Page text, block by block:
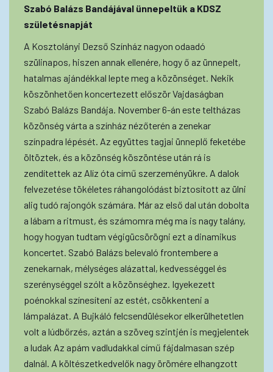
Szabó Balázs Bandájával ünnepeltük a KDSZ
születésnapját
A Kosztolányi Dezső Színház nagyon odaadó
szülinapos, hiszen annak ellenére, hogy ő az ünnepelt,
hatalmas ajándékkal lepte meg a közönséget. Nekik
köszönhetően koncertezett először Vajdaságban
Szabó Balázs Bandája. November 6-án este teltházas
közönség várta a színház nézőterén a zenekar
színpadra lépését. Az együttes tagjai ünneplő feketébe
öltöztek, és a közönség köszöntése után rá is
zendítettek az Alíz óta című szerzeményükre. A dalok
felvezetése tökéletes ráhangolódást biztosított az ülni
alig tudó rajongók számára. Már az első dal után dobolta
a lábam a ritmust, és számomra még ma is nagy talány,
hogy hogyan tudtam végigücsörögni ezt a dinamikus
koncertet. Szabó Balázs belevaló frontembere a
zenekarnak, mélységes alázattal, kedvességgel és
szerénységgel szólt a közönséghez. Igyekezett
poénokkal színesíteni az estét, csökkenteni a
lámpalázat. A Bujkáló felcsendülésekor elkerülhetetlen
volt a lúdbőrzés, aztán a szöveg szintjén is megjelentek
a ludak Az apám vadludakkal című fájdalmasan szép
dalnál. A költészetkedvelők nagy örömére elhangzott